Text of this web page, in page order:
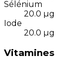
Sélénium
20.0 µg
Iode
20.0 µg
Vitamines